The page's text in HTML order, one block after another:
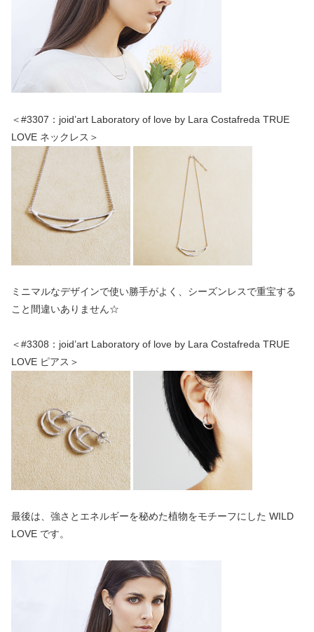
＜#3307：joid’art Laboratory of love by Lara Costafreda TRUE
LOVE ネックレス＞
ミニマルなデザインで使い勝手がよく、シーズンレスで重宝する
こと間違いありません☆
＜#3308：joid’art Laboratory of love by Lara Costafreda TRUE
LOVE ピアス＞
最後は、強さとエネルギーを秘めた植物をモチーフにした WILD
LOVE です。